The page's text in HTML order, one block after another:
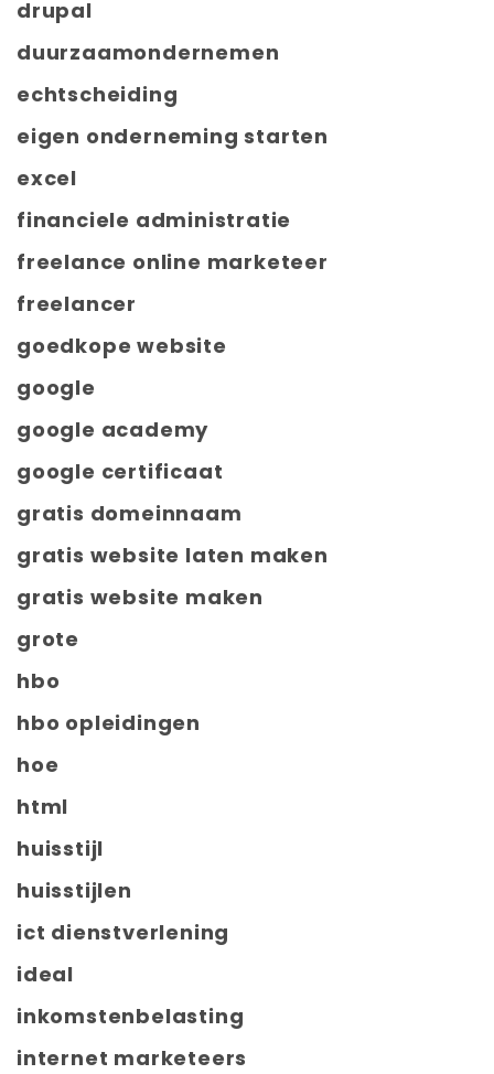
drupal
duurzaamondernemen
echtscheiding
eigen onderneming starten
excel
financiele administratie
freelance online marketeer
freelancer
goedkope website
google
google academy
google certificaat
gratis domeinnaam
gratis website laten maken
gratis website maken
grote
hbo
hbo opleidingen
hoe
html
huisstijl
huisstijlen
ict dienstverlening
ideal
inkomstenbelasting
internet marketeers